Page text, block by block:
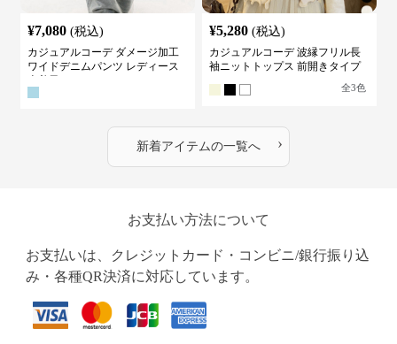
¥7,080 (税込)
カジュアルコーデ ダメージ加工
ワイドデニムパンツ レディース
¥5,280 (税込)
カジュアルコーデ 波縁フリル長
袖ニットトップス 前開きタイプ
全3色
新着アイテムの一覧へ ›
お支払い方法について
お支払いは、クレジットカード・コンビニ/銀行振り込
み・各種QR決済に対応しています。